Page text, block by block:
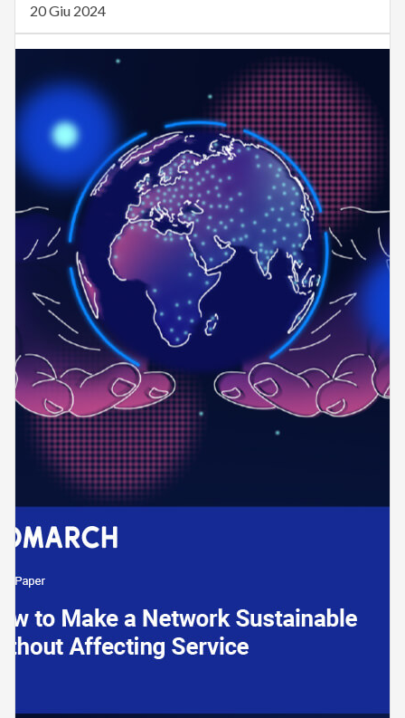
20 Giu 2024